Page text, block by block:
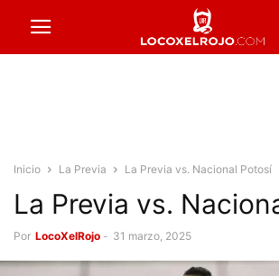
Inicio La Previa La Previa vs. Nacional Potosí
La Previa vs.
Por LocoXelRojo - 31 marzo, 2025